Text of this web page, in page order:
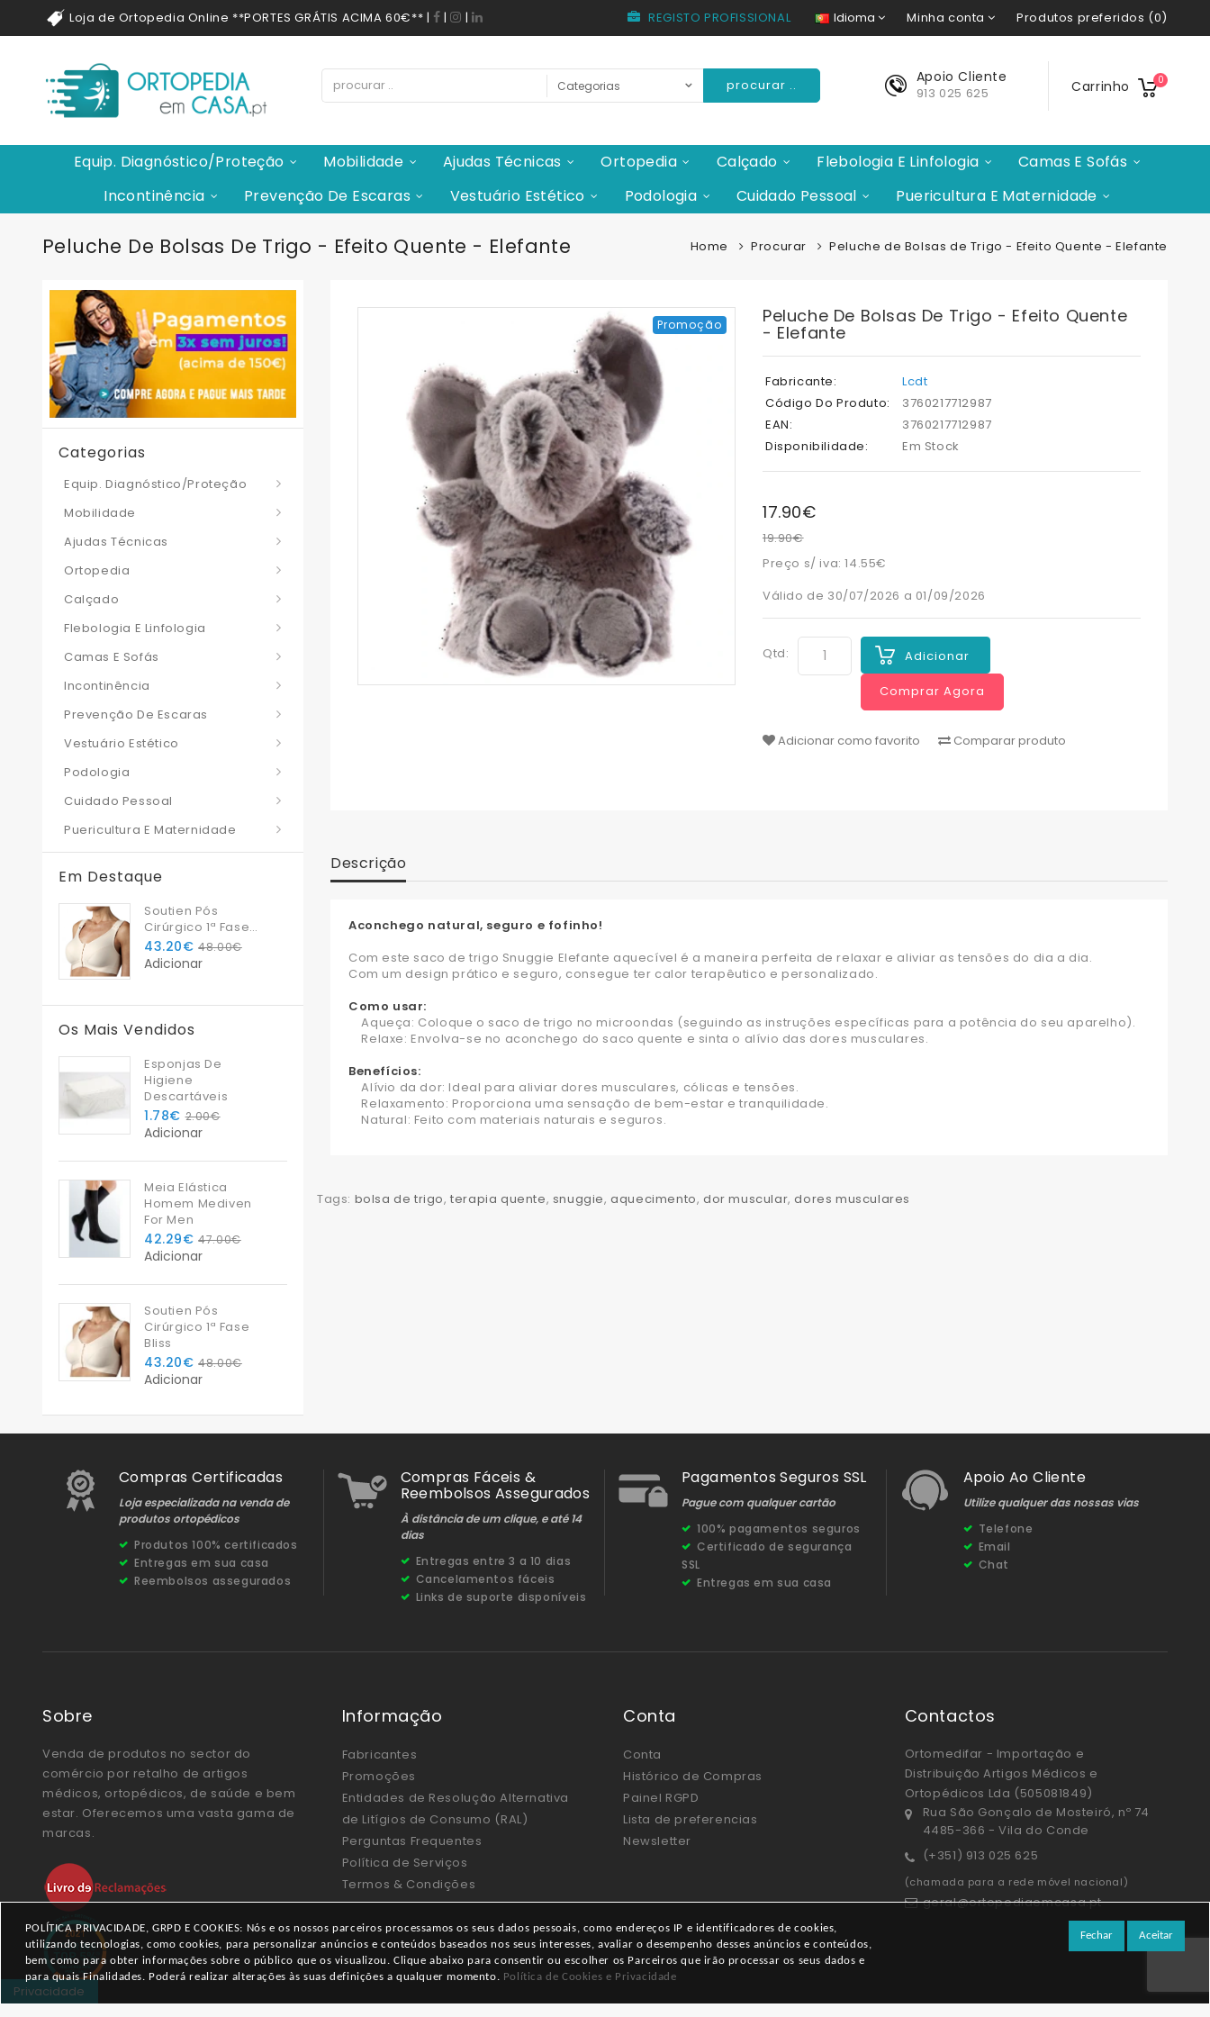
Loja de Ortopedia Online **PORTES GRÁTIS ACIMA 60€** | | | REGISTO PROFISSIONAL Idioma Minha conta Produtos preferidos (0)
Carrinho 0
Apoio Cliente
913 025 625
procurar ..
Equip. Diagnóstico/Proteção Mobilidade Ajudas Técnicas Ortopedia Calçado Flebologia E Linfologia
Camas E Sofás
Incontinência
Prevenção De Escaras Vestuário Estético Podologia Cuidado Pessoal Puericultura E Maternidade
Peluche De Bolsas De Trigo - Efeito Quente - Elefante Home Procurar Peluche de Bolsas de Trigo - Efeito Quente - Elefante
Categorias
Equip. Diagnóstico/Proteção
Mobilidade
Ajudas Técnicas
Ortopedia
Calçado
Flebologia E Linfologia
Camas E Sofás
Incontinência
Prevenção De Escaras
Vestuário Estético
Podologia
Cuidado Pessoal
Puericultura E Maternidade
Em Destaque
Soutien Pós
Cirúrgico 1ª Fase
Bliss
43.20€ 48.00€
Adicionar
Os Mais Vendidos
Esponjas De
Higiene
Descartáveis
1.78€ 2.00€
Adicionar
Meia Elástica
Homem Mediven
For Men
42.29€ 47.00€
Adicionar
Soutien Pós
Cirúrgico 1ª Fase
Bliss
43.20€ 48.00€
Adicionar
Promoção Peluche De Bolsas De Trigo - Efeito Quente
- Elefante
Fabricante:
Lcdt
Código Do Produto:
3760217712987
EAN:
3760217712987
Disponibilidade:
Em Stock
17.90€
19.90€
Preço s/ iva: 14.55€
Válido de 30/07/2026 a 01/09/2026
Qtd: Adicionar
Comprar Agora
Adicionar como favorito Comparar produto
Descrição
Aconchego natural, seguro e fofinho!
Com este saco de trigo Snuggie Elefante aquecível é a maneira perfeita de relaxar e aliviar as tensões do dia a dia.
Com um design prático e seguro, consegue ter calor terapêutico e personalizado.
Como usar:
Aqueça: Coloque o saco de trigo no microondas (seguindo as instruções específicas para a potência do seu aparelho).
Relaxe: Envolva-se no aconchego do saco quente e sinta o alívio das dores musculares.
Benefícios:
Alívio da dor: Ideal para aliviar dores musculares, cólicas e tensões.
Relaxamento: Proporciona uma sensação de bem-estar e tranquilidade.
Natural: Feito com materiais naturais e seguros.
Tags: bolsa de trigo,terapia quente, snuggie,aquecimento,dor muscular,dores musculares
Compras Certificadas
Loja especializada na venda de
produtos ortopédicos
Produtos 100% certificados
Entregas em sua casa
Reembolsos assegurados
Compras Fáceis &
Reembolsos Assegurados
À distância de um clique, e até 14
dias
Entregas entre 3 a 10 dias
Cancelamentos fáceis
Links de suporte disponíveis
Pagamentos Seguros SSL
Pague com qualquer cartão
100% pagamentos seguros
Certificado de segurança
SSL
Entregas em sua casa
Apoio Ao Cliente
Utilize qualquer das nossas vias
Telefone
Email
Chat
Sobre
Venda de produtos no sector do
comércio por retalho de artigos
médicos, ortopédicos, de saúde e bem
estar. Oferecemos uma vasta gama de
marcas.
Informação
Fabricantes
Promoções
Entidades de Resolução Alternativa
de Litígios de Consumo (RAL)
Perguntas Frequentes
Política de Serviços
Termos & Condições
Conta
Conta
Histórico de Compras
Painel RGPD
Lista de preferencias
Newsletter
Contactos
Ortomedifar - Importação e
Distribuição Artigos Médicos e
Ortopédicos Lda (505081849)
Rua São Gonçalo de Mosteiró, nº 74
4485-366 - Vila do Conde
(+351) 913 025 625
(chamada para a rede móvel nacional)
geral@ortopediaemcasa.pt
POLÍTICA PRIVACIDADE, GRPD E COOKIES: Nós e os nossos parceiros processamos os seus dados pessoais, como endereços IP e identificadores de cookies,
utilizando tecnologias, como cookies, para personalizar anúncios e conteúdos baseados nos seus interesses, avaliar o desempenho desses anúncios e conteúdos,
bem como para obter informações sobre o público que os visualizou. Clique abaixo para consentir ou escolher os Parceiros que irão processar os seus dados e
para quais Finalidades. Poderá realizar alterações às suas definições a qualquer momento. Política de Cookies e Privacidade
Fechar Aceitar
Privacidade